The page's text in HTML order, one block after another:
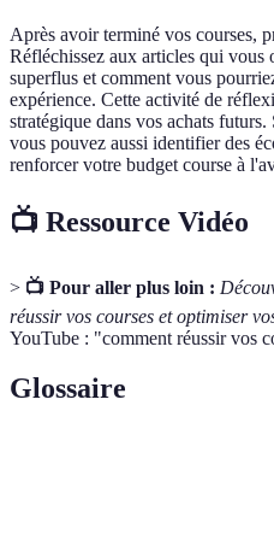
Après avoir terminé vos courses,
Réfléchissez aux articles qui vous
superflus et comment vous
expérience. Cette activité de
stratégique dans vos achats
vous pouvez aussi identifier des
renforcer votre budget course à
📺 Ressource Vidéo
> 📺 Pour aller plus loin :
réussir vos courses et optimiser
YouTube : "comment réussir vos
Glossaire